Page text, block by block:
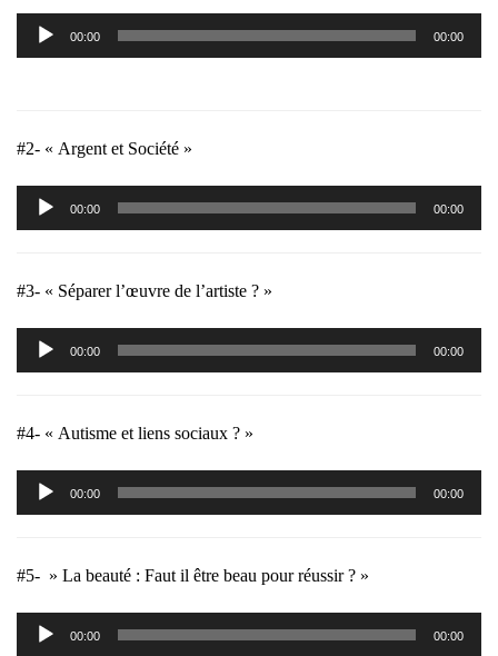
Lecteur
audio
00:00 00:00
#2- « Argent et Société »
Lecteur
audio
00:00 00:00
#3- « Séparer l’œuvre de l’artiste ? »
Lecteur
audio
00:00 00:00
#4- « Autisme et liens sociaux ? »
Lecteur
audio
00:00 00:00
#5- » La beauté : Faut il être beau pour réussir ? »
Lecteur
audio
00:00 00:00